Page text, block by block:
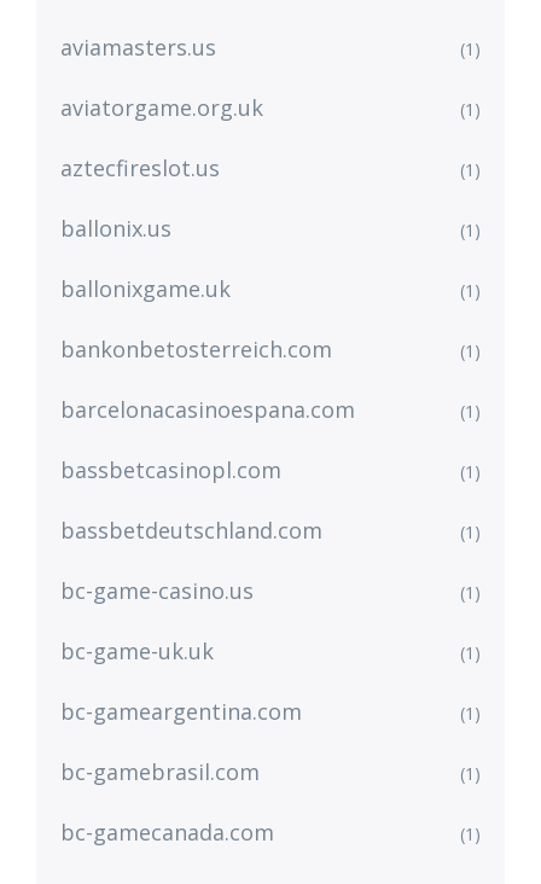
aviamasters.us (1)
aviatorgame.org.uk (1)
aztecfireslot.us (1)
ballonix.us (1)
ballonixgame.uk (1)
bankonbetosterreich.com (1)
barcelonacasinoespana.com (1)
bassbetcasinopl.com (1)
bassbetdeutschland.com (1)
bc-game-casino.us (1)
bc-game-uk.uk (1)
bc-gameargentina.com (1)
bc-gamebrasil.com (1)
bc-gamecanada.com (1)